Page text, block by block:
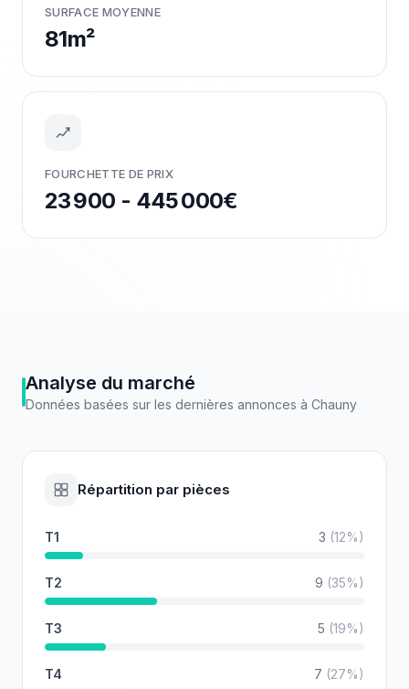
SURFACE MOYENNE
81m²
FOURCHETTE DE PRIX
23 900 - 445 000€
Analyse du marché
Données basées sur les dernières annonces à Chauny
Répartition par pièces
T1 3 (12%)
T2 9 (35%)
T3 5 (19%)
T4 7 (27%)